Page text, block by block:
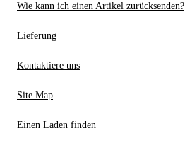
Wie kann ich einen Artikel zurücksenden?
Lieferung
Kontaktiere uns
Site Map
Einen Laden finden